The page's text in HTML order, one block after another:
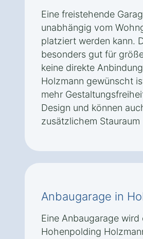
Eine freistehende
unabhängig vom
platziert werden kann.
besonders gut für
keine direkte
Holzmann gewünscht
mehr
Design und können
zusätzlichem
Anbaugarage in
Eine Anbaugarage
Hohenpolding